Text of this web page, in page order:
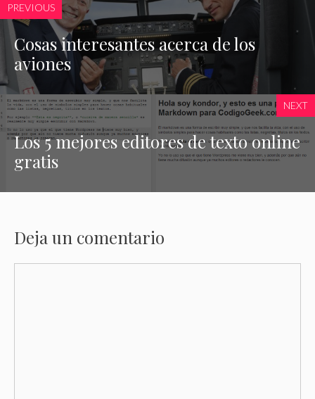
PREVIOUS
Cosas interesantes acerca de los
aviones
NEXT
Los 5 mejores editores de texto online
gratis
Deja un comentario